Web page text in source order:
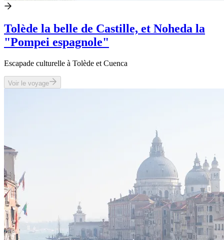
Tolède la belle de Castille, et Noheda la
"Pompei espagnole"
Escapade culturelle à Tolède et Cuenca
Voir le voyage